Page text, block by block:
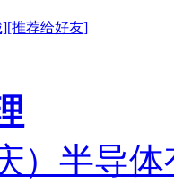
][推荐给好友]
）半导